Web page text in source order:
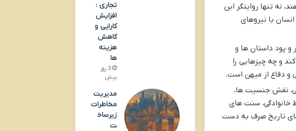
نه تنها روایتگر این
با نیروهای
و پود داستان ها و
و چه چیزهایی را
و دفاع از میهن است.
نقش جنسیت ها،
خانوادگی، سنت های
های تاریخ صرف به دست
تجاری :
افزایش
کارایی و
کاهش
هزینه
ها
3 روز
پیش
مدیریت
مخاطرات
زیرساخ
ت